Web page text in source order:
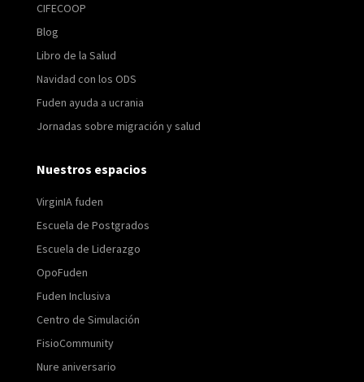
CIFECOOP
Blog
Libro de la Salud
Navidad con los ODS
Fuden ayuda a ucrania
Jornadas sobre migración y salud
Nuestros espacios
VirginIA fuden
Escuela de Postgrados
Escuela de Liderazgo
OpoFuden
Fuden Inclusiva
Centro de Simulación
FisioCommunity
Nure aniversario